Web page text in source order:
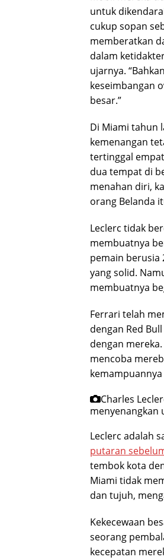
untuk
cukup sopan
memberatkan
dalam
ujarnya.
keseimbangan
besar.”
Di Miami tahun
kemenangan
tertinggal
dua tempat di
menahan diri,
orang Belanda
Leclerc tidak
membuatnya
pemain
yang solid.
membuatnya
Ferrari telah
dengan Red
dengan
mencoba
Charles
Leclerc adalah
putaran
tembok kota
Miami tidak
dan tujuh,
Kekecewaan
seorang
kecepatan